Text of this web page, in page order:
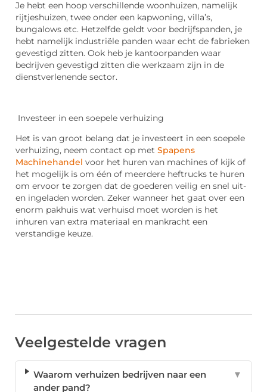
Je hebt een hoop verschillende woonhuizen, namelijk
rijtjeshuizen, twee onder een kapwoning, villa’s,
bungalows etc. Hetzelfde geldt voor bedrijfspanden, je
hebt namelijk industriële panden waar echt de fabrieken
gevestigd zitten. Ook heb je kantoorpanden waar
bedrijven gevestigd zitten die werkzaam zijn in de
dienstverlenende sector.
Investeer in een soepele verhuizing
Het is van groot belang dat je investeert in een soepele
verhuizing, neem contact op met Spapens
Machinehandel voor het huren van machines of kijk of
het mogelijk is om één of meerdere heftrucks te huren
om ervoor te zorgen dat de goederen veilig en snel uit-
en ingeladen worden. Zeker wanneer het gaat over een
enorm pakhuis wat verhuisd moet worden is het
inhuren van extra materiaal en mankracht een
verstandige keuze.
Veelgestelde vragen
Waarom verhuizen bedrijven naar een
ander pand?
▼